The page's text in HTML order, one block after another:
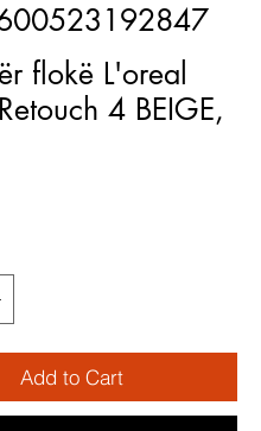
flokë L'oreal
4 BEIGE,
Add to Cart